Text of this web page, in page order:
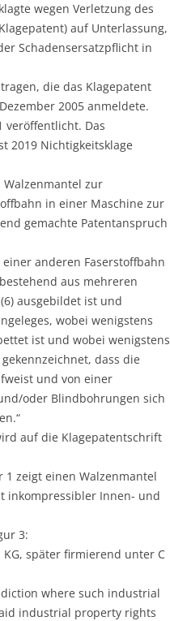
wegen Verletzung des
auf Unterlassung,
Schadensersatzpflicht in
die das Klagepatent
2005 anmeldete.
veröffentlicht. Das
2019 Nichtigkeitsklage
zur
in einer Maschine zur
gemachte Patentanspruch
anderen Faserstoffbahn
aus mehreren
ausgebildet ist und
wobei wenigstens
ist und wobei wenigstens
dass die
und von einer
oder Blindbohrungen sich
auf die Klagepatentschrift
zeigt einen Walzenmantel
inkompressibler Innen- und
3:
später firmierend unter C
where such industrial
industrial property rights